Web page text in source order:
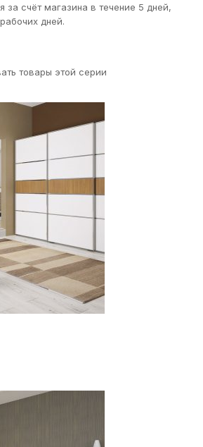
за счёт магазина в течение 5 дней,
дней.
товары этой серии